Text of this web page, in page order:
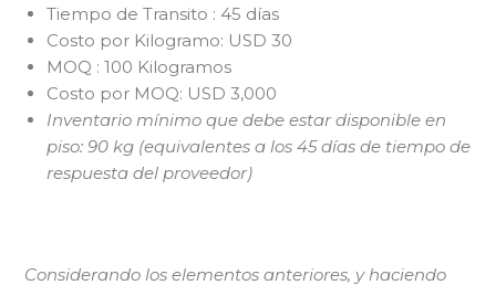
Tiempo de Transito : 45 días
Costo por Kilogramo: USD 30
MOQ : 100 Kilogramos
Costo por MOQ: USD 3,000
Inventario mínimo que debe estar disponible en
piso: 90 kg (equivalentes a los 45 días de tiempo de
respuesta del proveedor)
Considerando los elementos anteriores, y haciendo